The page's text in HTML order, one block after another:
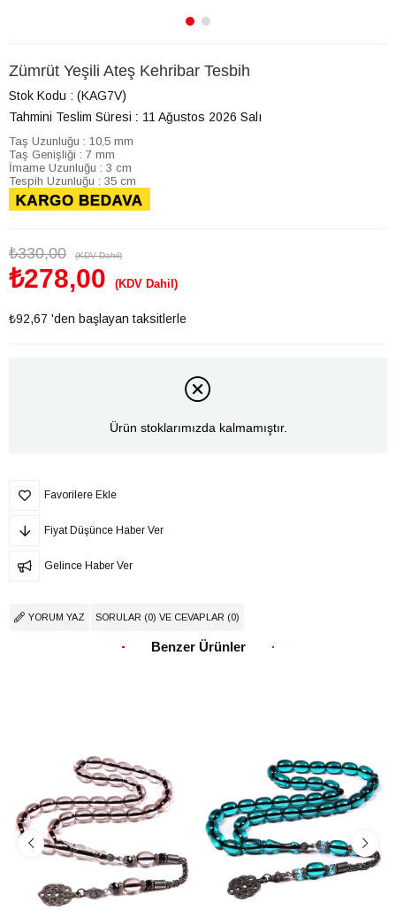
Zümrüt Yeşili Ateş Kehribar Tesbih
Stok Kodu
(KAG7V)
Tahmini Teslim Süresi : 11 Ağustos 2026 Salı
Taş Uzunluğu : 10,5 mm
Taş Genişliği : 7 mm
İmame Uzunluğu : 3 cm
Tespih Uzunluğu : 35 cm
₺330,00 (KDV Dahil)
₺278,00 (KDV Dahil)
₺92,67 'den başlayan taksitlerle
Ürün stoklarımızda kalmamıştır.
Favorilere Ekle
Fiyat Düşünce Haber Ver
Gelince Haber Ver
YORUM YAZ SORULAR (0) VE CEVAPLAR (0)
Benzer Ürünler